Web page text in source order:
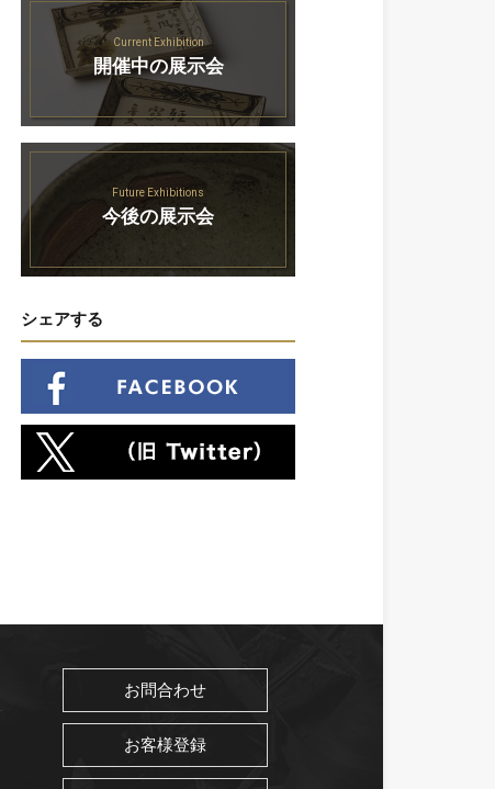
Current Exhibition
開催中の展示会
Future Exhibitions
今後の展示会
シェアする
お問合わせ
お客様登録